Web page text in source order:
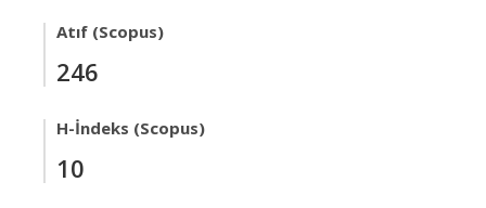
Atıf (Scopus)
246
H-İndeks (Scopus)
10